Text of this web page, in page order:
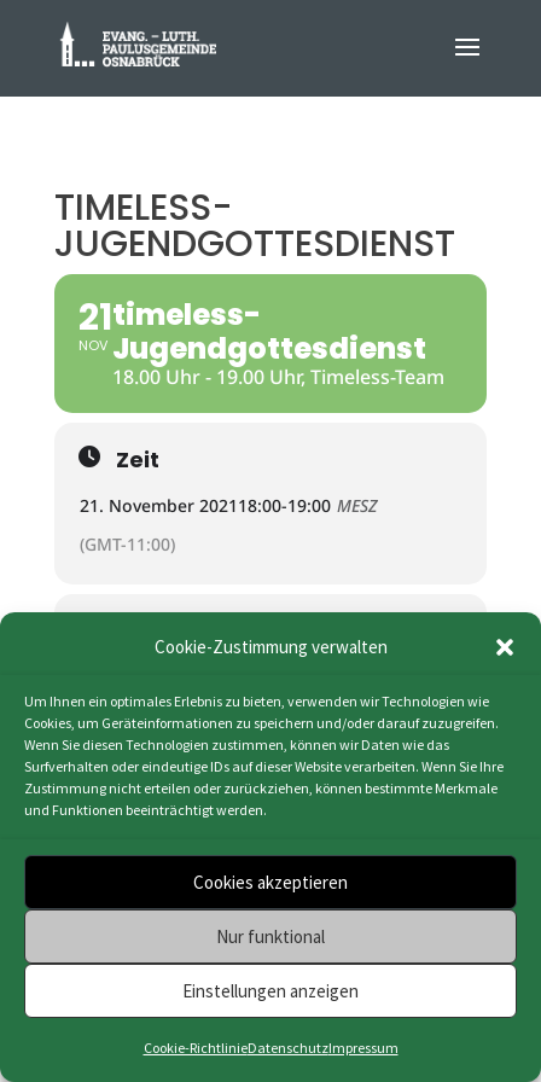
Cookie-Zustimmung verwalten
Um Ihnen ein optimales Erlebnis zu bieten, verwenden wir Technologien wie
Cookies, um Geräteinformationen zu speichern und/oder darauf zuzugreifen.
Wenn Sie diesen Technologien zustimmen, können wir Daten wie das
Surfverhalten oder eindeutige IDs auf dieser Website verarbeiten. Wenn Sie Ihre
Zustimmung nicht erteilen oder zurückziehen, können bestimmte Merkmale
und Funktionen beeinträchtigt werden.
Cookies akzeptieren
Nur funktional
Einstellungen anzeigen
Cookie-RichtlinieDatenschutzImpressum
TIMELESS-
JUGENDGOTTESDIENST
21
NOV
timeless-
Jugendgottesdienst
18.00 Uhr - 19.00 Uhr, Timeless-Team
Zeit
21. November 202118:00-19:00 MESZ
(GMT-11:00)
KALENDER (ICS)
GOOGLE KALENDER
(EU)|Webdesign & Programmierung | HMF-IT
Osnabrück